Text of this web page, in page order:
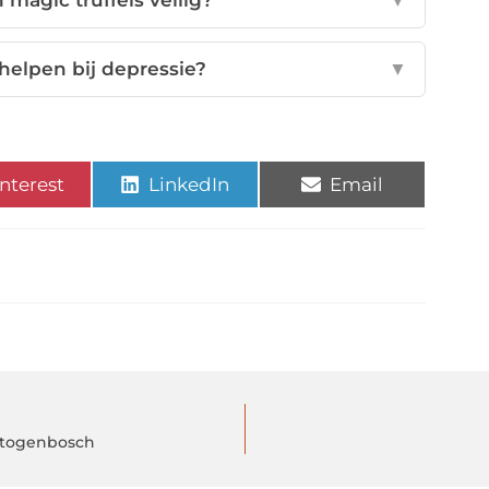
bij depressie? ▼
LinkedIn Email